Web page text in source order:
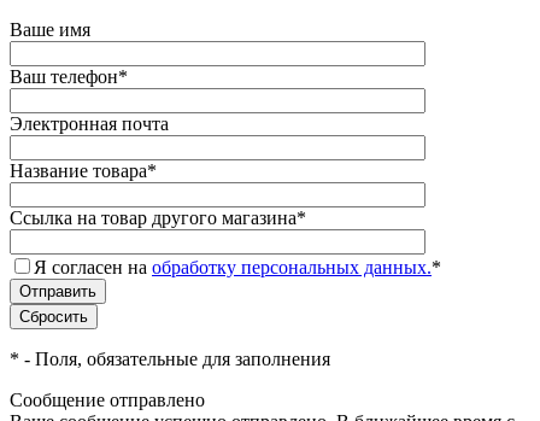
Ваше имя
Ваш телефон*
Электронная почта
Название товара*
Ссылка на товар другого магазина*
Я согласен на обработку персональных данных.*
* - Поля, обязательные для заполнения
Сообщение отправлено